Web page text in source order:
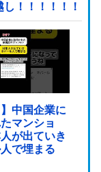
！！！！！！！
】中国企業に
マンショ
が出ていき
で埋まる